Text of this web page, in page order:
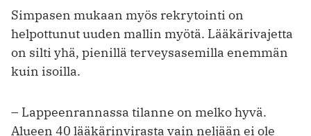
Simpasen mukaan myös rekrytointi on
helpottunut uuden mallin myötä. Lääkärivajetta
on silti yhä, pienillä terveysasemilla enemmän
kuin isoilla.
– Lappeenrannassa tilanne on melko hyvä.
Alueen 40 lääkärinvirasta vain neljään ei ole